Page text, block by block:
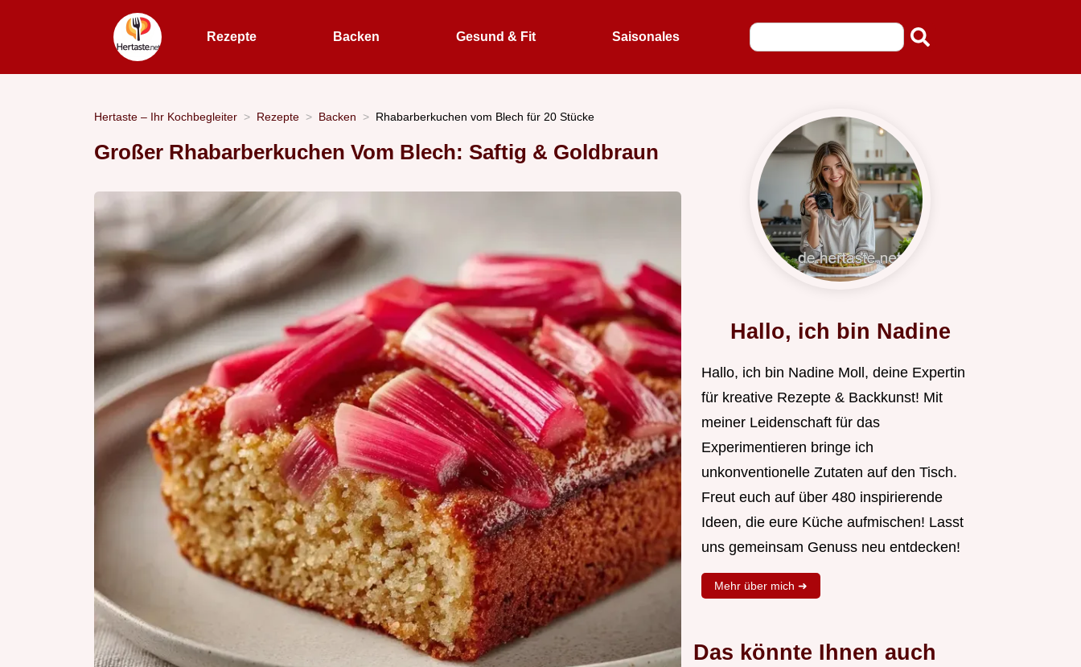
Rezepte Backen Gesund & Fit Saisonales
Hertaste – Ihr Kochbegleiter Rezepte Backen Rhabarberkuchen vom Blech für 20 Stücke
Großer Rhabarberkuchen Vom Blech: Saftig & Goldbraun
Hallo, ich bin Nadine
Hallo, ich bin Nadine Moll, deine Expertin
für kreative Rezepte & Backkunst! Mit
meiner Leidenschaft für das
Experimentieren bringe ich
unkonventionelle Zutaten auf den Tisch.
Freut euch auf über 480 inspirierende
Ideen, die eure Küche aufmischen! Lasst
uns gemeinsam Genuss neu entdecken!
Mehr über mich ➜
Das könnte Ihnen auch